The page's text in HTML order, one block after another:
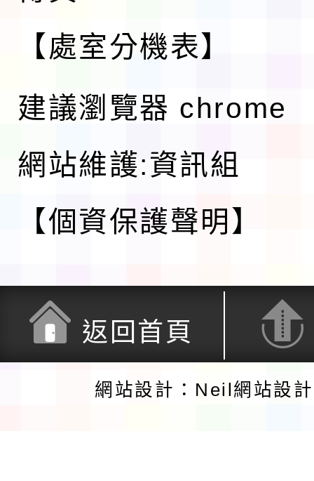
【處室分機表】
建議瀏覽器 chrome
網站維護:資訊組
【個資保護聲明】
返回首頁
網站設計：Neil網站設